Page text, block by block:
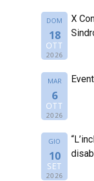
DOM
18
OTT
2026
X
MAR
6
OTT
2026
GIO
10
SET
2026